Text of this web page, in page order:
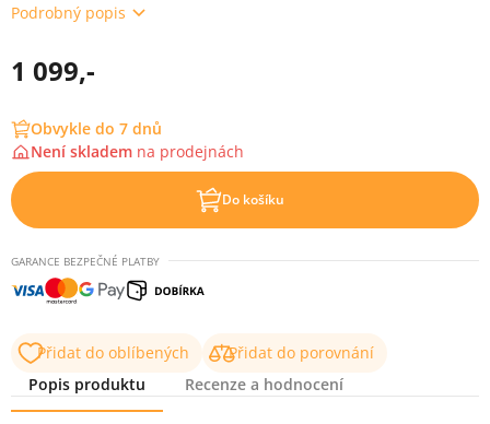
Podrobný popis
1 099,-
Obvykle do 7 dnů
Není skladem na prodejnách
Do košíku
GARANCE BEZPEČNÉ PLATBY
Přidat do oblíbených
Přidat do porovnání
Popis produktu
Recenze a hodnocení